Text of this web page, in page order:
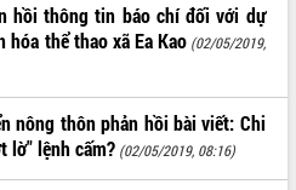
hồi thông tin báo chí đối với dự
thể thao xã Ea Kao (02/05/2019,
nông thôn phản hồi bài viết: Chi
lờ" lệnh cấm? (02/05/2019, 08:16)